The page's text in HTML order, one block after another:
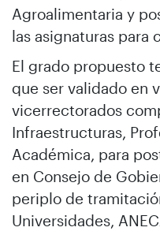
Agroalimentaria y
las asignaturas para
El grado propuesto
que ser validado en
vicerrectorados
Infraestructuras,
Académica, para
en Consejo de
periplo de
Universidades,